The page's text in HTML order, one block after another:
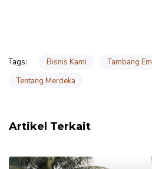
Tags: Bisnis Kami
Tambang
Tentang Merdeka
Artikel Terkait